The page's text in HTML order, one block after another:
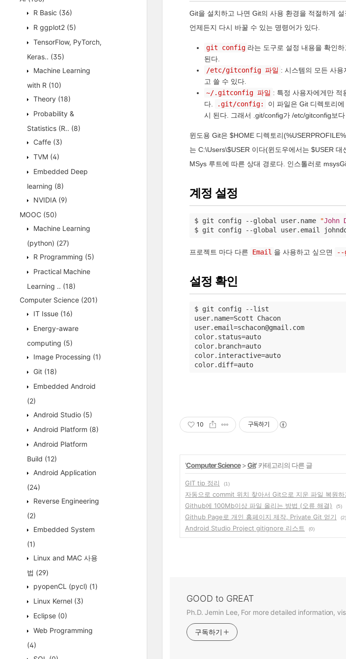
R Basic (36)
R ggplot2 (5)
TensorFlow, PyTorch,
Keras.. (35)
Machine Learning
with R (10)
Theory (18)
Probability &
Statistics (R.. (8)
Caffe (3)
TVM (4)
Embedded Deep
learning (8)
NVIDIA (9)
MOOC (50)
Machine Learning
(python) (27)
R Programming (5)
Practical Machine
Learning .. (18)
Computer Science (201)
IT Issue (16)
Energy-aware
computing (5)
Image Processing (1)
Git (18)
Embedded Android
(2)
Android Studio (5)
Android Platform (8)
Android Platform
Build (12)
Android Application
(24)
Reverse Engineering
(2)
Embedded System
(1)
Linux and MAC 사용
법 (29)
pyopenCL (pycl) (1)
Linux Kernel (3)
Eclipse (0)
Web Programming
(4)
Git을 설치하고 나면 Git의 사용 환경을 적절하게
언제든지 다시 바꿀 수 있는 명령어가 있다.
git config 라는 도구로 설정 내용을 확인
된다.
/etc/gitconfig 파일 : 시스템의 모든 사용
고 쓸 수 있다.
~/.gitconfig 파일 : 특정 사용자에게만 적
다.
.git/config:
이 파일은 Git 디렉토리
시 된다. 그래서 .git/config가 /etc/gitconfig보다
윈도용 Git은 $HOME 디렉토리
는 C:\Users\$USER 이다(윈도우에서는 $USER
MSys 루트에 따른 상대 경로다. 인스톨러로
계정 설정
$ git config --global user.name "John
$ git config --global user.email
프로젝트 마다 다른 Email 을 사용하고 싶으면 --
설정 확인
$ git config --list
user.name=Scott Chacon
user.email=schacon@gmail.com
color.status=auto
color.branch=auto
color.interactive=auto
color.diff=auto
10 구독하기
'Computer Science>Git' 카테고리의 다른 글
GIT tip 정리 (1)
자동으로 commit 위치 찾아서 Git으로 지운 파일 복원하
Github에 100Mb이상 파일 올리는 방법 (오류 해결)
(5)
Github Page로 개인 홈페이지 제작, Private Git 얻기
(2)
Android Studio Project gitignore 리스트
(0)
GOOD to GREAT
Ph.D. Jemin Lee, For more detailed information,
구독하기